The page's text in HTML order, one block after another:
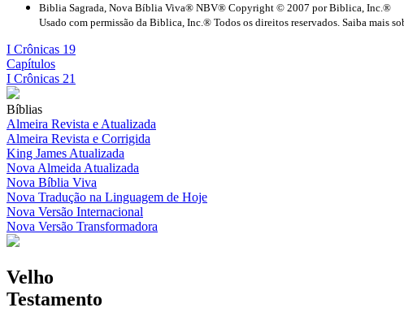
Biblia Sagrada, Nova Bíblia Viva® NBV® Copyright © 2007 por Biblica, Inc.®
Usado com permissão da Biblica, Inc.® Todos os direitos reservados. Saiba mais
I Crônicas 19
Capítulos
I Crônicas 21
Bíblias
Almeira Revista e Atualizada
Almeira Revista e Corrigida
King James Atualizada
Nova Almeida Atualizada
Nova Bíblia Viva
Nova Tradução na Linguagem de Hoje
Nova Versão Internacional
Nova Versão Transformadora
Velho
Testamento